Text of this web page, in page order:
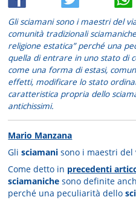
Gli sciamani sono i maestri del
comunità tradizionali
religione estatica” perché una
quella di entrare in uno stato di
come una forma di estasi,
effetti, modificare lo stato
caratteristica propria dello
antichissimi.
Mario Manzana
Glisciamani sono i maestri del
Come detto in precedenti
sciamaniche sono definite
perché una peculiarità dello